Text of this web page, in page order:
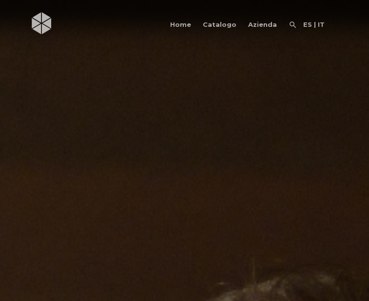
Home Catalogo Azienda ES | IT